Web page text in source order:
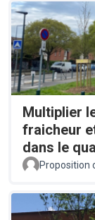
Multiplier
fraicheur
dans le
Proposition